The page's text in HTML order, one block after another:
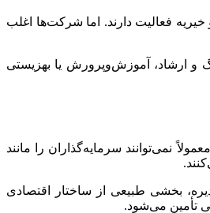
فعالیت دارند. اما شرکت‌ها اغلب
و ارشاد، آموزش‌وپرورش یا بهزیستی
نمی‌توانند سرمایه‌گذاران را مانند
بخشی طبیعی از ساختار اقتصادی
تأمین می‌شود.